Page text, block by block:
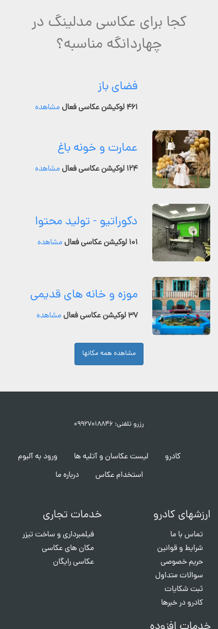
کجا برای عکاسی مدلینگ در
چهاردانگه مناسبه؟
فضای باز
۴۶۱ لوکیشن عکاسی فعال مشاهده
عمارت و خونه باغ
۱۲۴ لوکیشن عکاسی فعال مشاهده
دکوراتیو - تولید محتوا
۱۰۱ لوکیشن عکاسی فعال مشاهده
موزه و خانه های قدیمی
۳۷ لوکیشن عکاسی فعال مشاهده
مشاهده همه مکانها
رزرو تلفنی: ۰۹۹۲۷۰۱۸۸۴۶
کادرو لیست عکاسان و آتلیه ها
ورود به آلبوم
استخدام عکاس
درباره ما
ارزشهای کادرو
تماس با ما
شرایط و قوانین
حریم خصوصی
سوالات متداول
ثبت شکایات
کادرو در خبرها
خدمات تجاری
فیلمبرداری و ساخت تیزر
مکان های عکاسی
عکاسی رایگان